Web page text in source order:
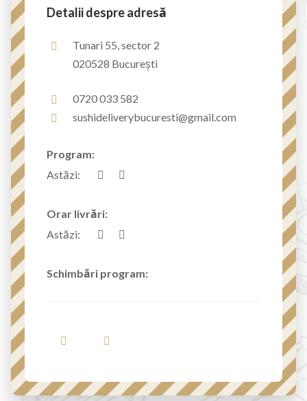
Detalii despre adresă
Tunari 55, sector 2
020528 București
0720 033 582
sushideliverybucuresti@gmail.com
Program:
Astăzi:
Orar livrări:
Astăzi:
Schimbări program: